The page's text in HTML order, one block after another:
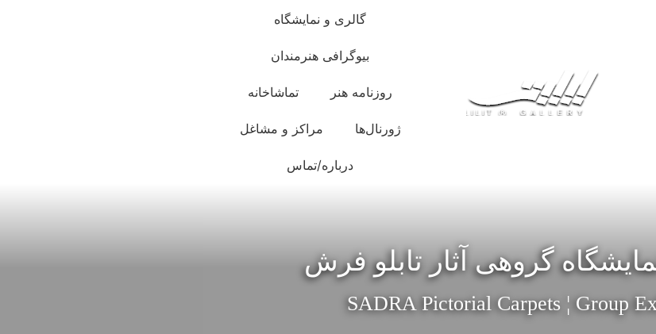
گالری و نمایشگاه
بیوگرافی هنرمندان
روزنامه هنر تماشاخانه
ژورنال‌ها مراکز و مشاغل
درباره/تماس
گروهی آثار تابلو فرش
SADRA Pictorial Carpets ¦ Group